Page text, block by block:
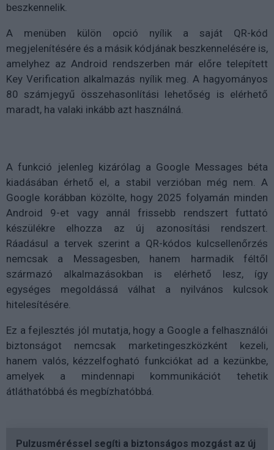
beszkennelik.
A menüben külön opció nyílik a saját QR-kód
megjelenítésére és a másik kódjának beszkennelésére is,
amelyhez az Android rendszerben már előre telepített
Key Verification alkalmazás nyílik meg. A hagyományos
80 számjegyű összehasonlítási lehetőség is elérhető
maradt, ha valaki inkább azt használná.
A funkció jelenleg kizárólag a Google Messages béta
kiadásában érhető el, a stabil verzióban még nem. A
Google korábban közölte, hogy 2025 folyamán minden
Android 9-et vagy annál frissebb rendszert futtató
készülékre elhozza az új azonosítási rendszert.
Ráadásul a tervek szerint a QR-kódos kulcsellenőrzés
nemcsak a Messagesben, hanem harmadik féltől
származó alkalmazásokban is elérhető lesz, így
egységes megoldássá válhat a nyilvános kulcsok
hitelesítésére.
Ez a fejlesztés jól mutatja, hogy a Google a felhasználói
biztonságot nemcsak marketingeszközként kezeli,
hanem valós, kézzelfogható funkciókat ad a kezünkbe,
amelyek a mindennapi kommunikációt tehetik
átláthatóbbá és megbízhatóbbá.
Pulzusméréssel segíti a biztonságos mozgást az új